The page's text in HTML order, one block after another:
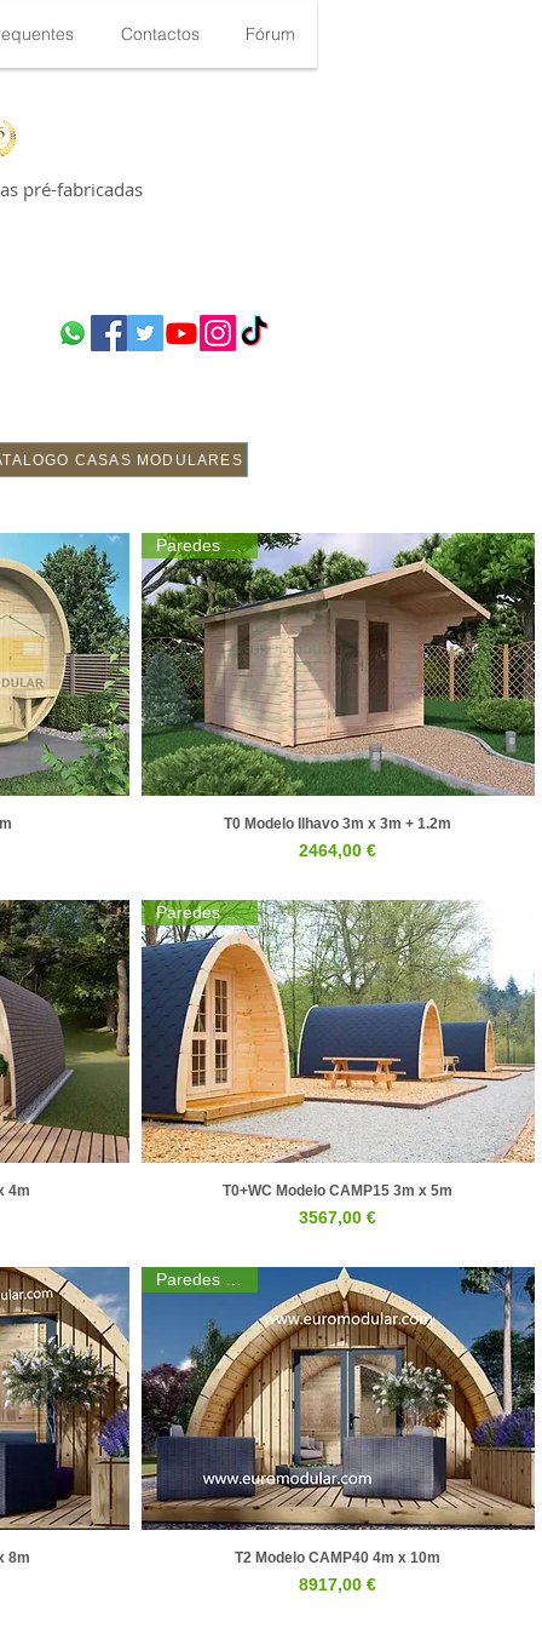
Contactos Fórum
pré-fabricadas
CASAS MODULARES
Visualização rápida
Paredes 30mm
T0 Modelo Ilhavo 3m x 3m + 1.2m
Preço
2464,00 €
4m Visualização rápida
Paredes 30mm
T0+WC Modelo CAMP15 3m x 5m
Preço
3567,00 €
8m Visualização rápida
T2 Modelo CAMP40 4m x 10m
Preço
8917,00 €